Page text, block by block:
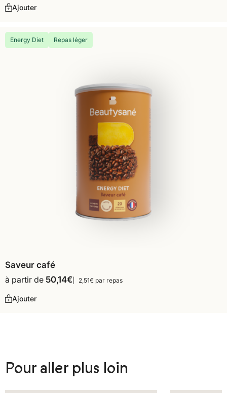
Ajouter
Energy Diet Repas léger
Saveur café
à partir de 50,14€ 2,51€ par repas
Ajouter
Pour aller plus loin